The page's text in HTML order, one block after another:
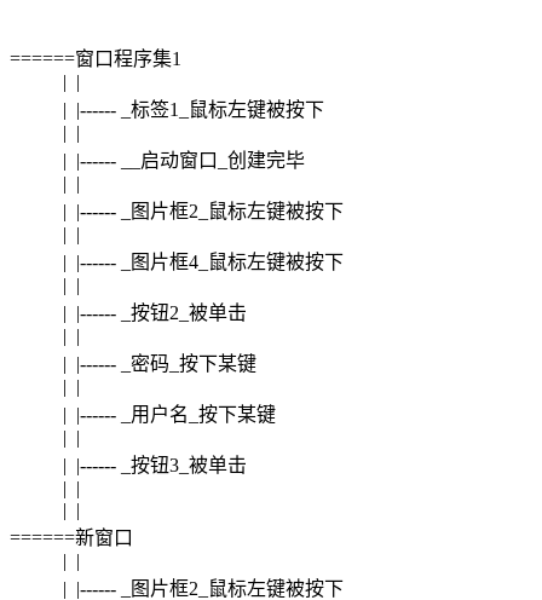
======窗口程序集1
| |
| |------ _标签1_鼠标左键被按下
| |
| |------ __启动窗口_创建完毕
| |
| |------ _图片框2_鼠标左键被按下
| |
| |------ _图片框4_鼠标左键被按下
| |
| |------ _按钮2_被单击
| |
| |------ _密码_按下某键
| |
| |------ _用户名_按下某键
| |
| |------ _按钮3_被单击
| |
| |
======新窗口
| |
| |------ _图片框2_鼠标左键被按下